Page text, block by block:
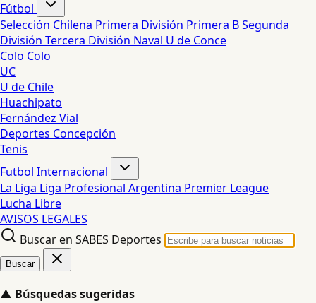
Fútbol
Selección Chilena Primera División Primera BSegunda
División Tercera División Naval U de Conce
Colo Colo
UC
U de Chile
Huachipato
Fernández Vial
Deportes Concepción
Tenis
Futbol Internacional
La Liga Liga Profesional Argentina Premier League
Lucha Libre
AVISOS LEGALES
Buscar en SABES Deportes
Buscar
▲ Búsquedas sugeridas